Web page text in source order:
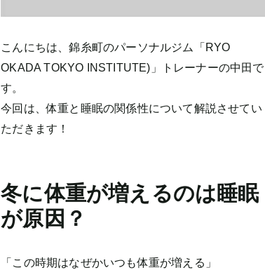
こんにちは、錦糸町のパーソナルジム「RYO
OKADA TOKYO INSTITUTE)」トレーナーの中田で
す。
今回は、体重と睡眠の関係性について解説させてい
ただきます！
冬に体重が増えるのは睡眠
が原因？
「この時期はなぜかいつも体重が増える」